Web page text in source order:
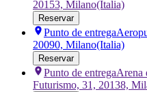
20153, Milano(Italia)
Reservar
Punto de entrega
20090, Milano(Italia)
Reservar
Punto de entregaArena
Futurismo, 31, 20138,